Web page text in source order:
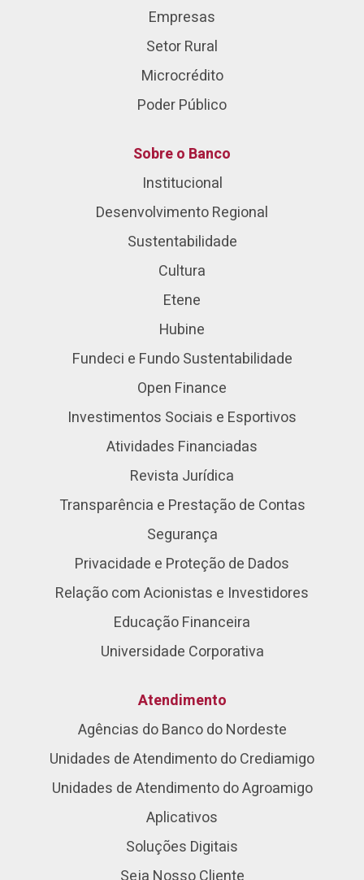
Empresas
Setor Rural
Microcrédito
Poder Público
Sobre o Banco
Institucional
Desenvolvimento Regional
Sustentabilidade
Cultura
Etene
Hubine
Fundeci e Fundo Sustentabilidade
Open Finance
Investimentos Sociais e Esportivos
Atividades Financiadas
Revista Jurídica
Transparência e Prestação de Contas
Segurança
Privacidade e Proteção de Dados
Relação com Acionistas e Investidores
Educação Financeira
Universidade Corporativa
Atendimento
Agências do Banco do Nordeste
Unidades de Atendimento do Crediamigo
Unidades de Atendimento do Agroamigo
Aplicativos
Soluções Digitais